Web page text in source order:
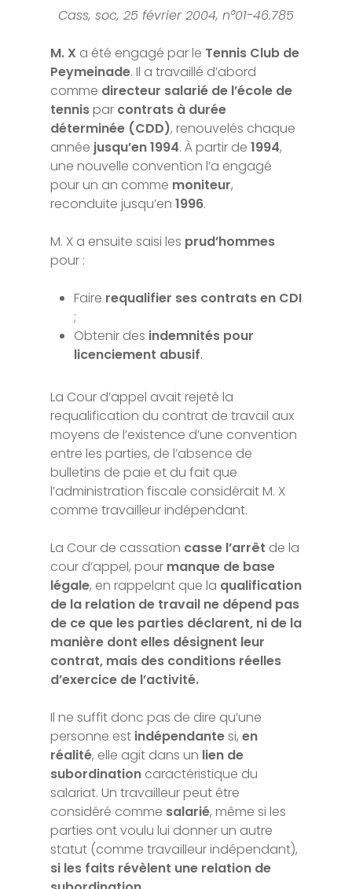
Cass, soc, 25 février 2004, n°01-46.785
M. X a été engagé par le Tennis Club de
Peymeinade. Il a travaillé d’abord
comme directeur salarié de l’école de
tennispar contrats à durée
déterminée (CDD), renouvelés chaque
année jusqu’en 1994. À partir de 1994,
une nouvelle convention l’a engagé
pour un an comme moniteur,
reconduite jusqu’en 1996.
M. X a ensuite saisi les prud’hommes
pour :
Faire requalifier ses contrats en CDI
;
Obtenir des indemnités pour
licenciement abusif.
La Cour d’appel avait rejeté la
requalification du contrat de travail aux
moyens de l’existence d’une convention
entre les parties, de l’absence de
bulletins de paie et du fait que
l’administration fiscale considérait M. X
comme travailleur indépendant.
La Cour de cassation casse l’arrêt de la
cour d’appel, pour manque de base
légale, en rappelant que la qualification
de la relation de travail ne dépend pas
de ce que les parties déclarent, ni de la
manière dont elles désignent leur
contrat, mais des conditions réelles
d’exercice de l’activité.
Il ne suffit donc pas de dire qu’une
personne est indépendantesi, en
réalité, elle agit dans un lien de
subordination caractéristique du
salariat. Un travailleur peut être
considéré comme salarié, même si les
parties ont voulu lui donner un autre
statut (comme travailleur indépendant),
si les faits révèlent une relation de